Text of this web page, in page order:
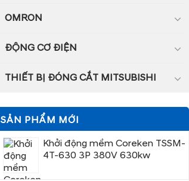
OMRON
ĐỘNG CƠ ĐIỆN
THIẾT BỊ ĐÓNG CẮT MITSUBISHI
SẢN PHẨM MỚI
Khởi động mềm Coreken TSSM-
4T-630 3P 380V 630kw